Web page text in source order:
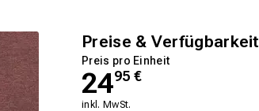
Preise & Verfügbarkeit
Preis pro Einheit
2495 €
inkl. MwSt.